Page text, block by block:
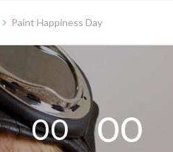
Paint Happiness Day
00 00